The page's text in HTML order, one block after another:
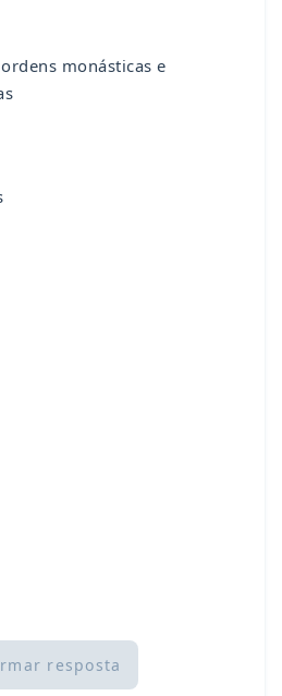
monásticas e
resposta